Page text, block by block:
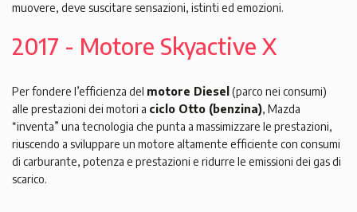
muovere, deve suscitare sensazioni, istinti ed emozioni.
2017 - Motore Skyactive X
Per fondere l’efficienza del motore Diesel (parco nei consumi)
alle prestazioni dei motori a ciclo Otto (benzina), Mazda
“inventa” una tecnologia che punta a massimizzare le prestazioni,
riuscendo a sviluppare un motore altamente efficiente con consumi
di carburante, potenza e prestazioni e ridurre le emissioni dei gas di
scarico.